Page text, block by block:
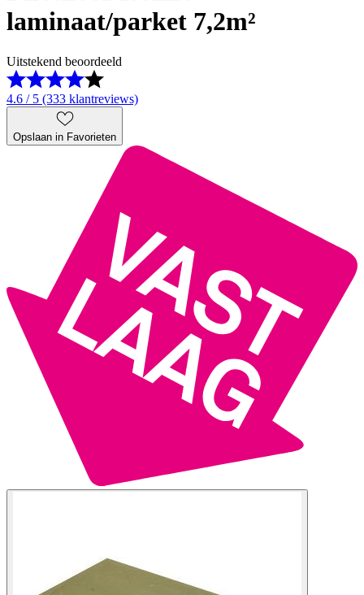
laminaat/parket 7,2m²
Uitstekend beoordeeld
4.6 / 5 (333 klantreviews)
Opslaan in Favorieten